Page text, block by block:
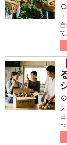
て